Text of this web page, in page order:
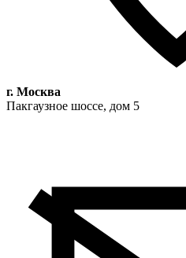
г. Москва
Пакгаузное шоссе, дом 5